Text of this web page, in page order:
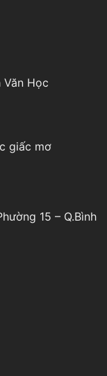
Văn Học
giấc mơ
15 – Q.Bình